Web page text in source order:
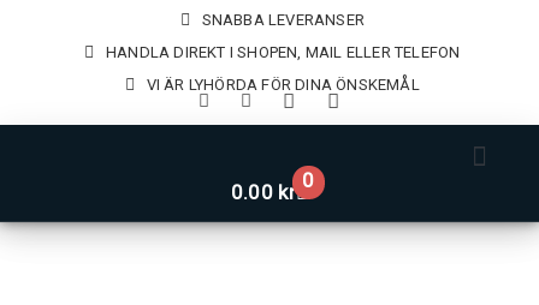
SNABBA LEVERANSER
HANDLA DIREKT I SHOPEN, MAIL ELLER TELEFON
VI ÄR LYHÖRDA FÖR DINA ÖNSKEMÅL
0.00 kr 0
Varukorg